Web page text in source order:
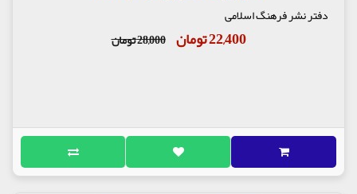
دفتر نشر فرهنگ اسلامی
22,400 تومان 28,000 تومان